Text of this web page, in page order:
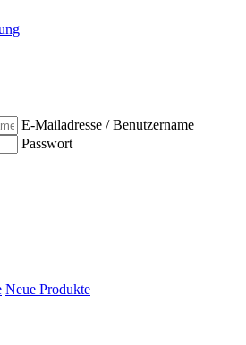
E-Mailadresse / Benutzername
Passwort
Neue Produkte